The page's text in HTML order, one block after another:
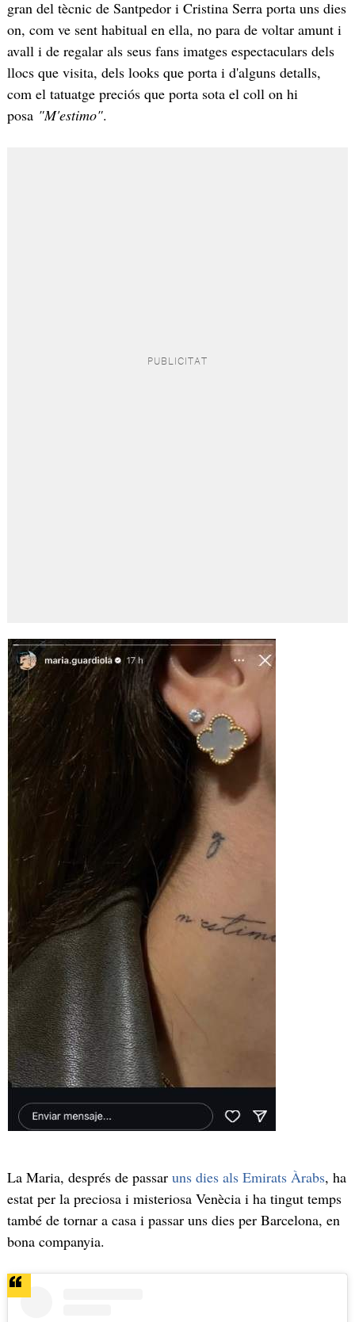
gran del tècnic de Santpedor i Cristina Serra porta uns dies
on, com ve sent habitual en ella, no para de voltar amunt i
avall i de regalar als seus fans imatges espectaculars dels
llocs que visita, dels looks que porta i d'alguns detalls,
com el tatuatge preciós que porta sota el coll on hi
posa "M'estimo".
La Maria, després de passar uns dies als Emirats Àrabs, ha
estat per la preciosa i misteriosa Venècia i ha tingut temps
també de tornar a casa i passar uns dies per Barcelona, en
bona companyia.